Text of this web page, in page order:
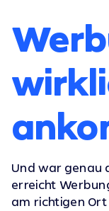
Und war genau
erreicht
am richtigen